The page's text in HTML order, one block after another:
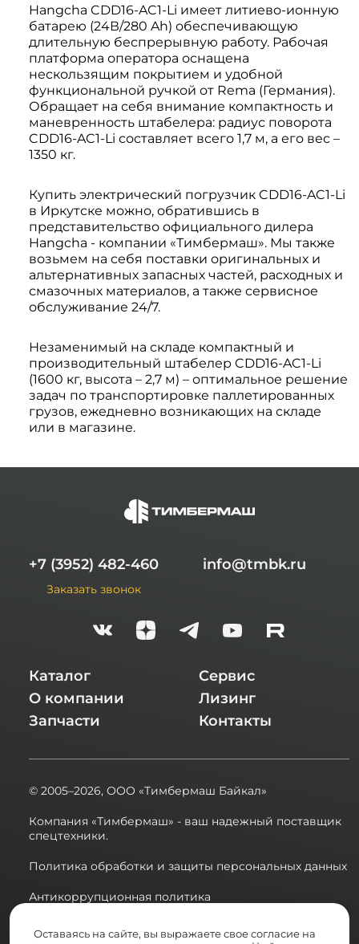
Hangcha CDD16-AC1-Li имеет литиево-ионную
батарею (24В/280 Ah) обеспечивающую
длительную беспрерывную работу. Рабочая
платформа оператора оснащена
нескользящим покрытием и удобной
функциональной ручкой от Rema (Германия).
Обращает на себя внимание компактность и
маневренность штабелера: радиус поворота
CDD16-AC1-Li составляет всего 1,7 м, а его вес –
1350 кг.
Купить электрический погрузчик CDD16-AC1-Li
в Иркутске можно, обратившись в
представительство официального дилера
Hangcha - компании «Тимбермаш». Мы также
возьмем на себя поставки оригинальных и
альтернативных запасных частей, расходных и
смазочных материалов, а также сервисное
обслуживание 24/7.
Незаменимый на складе компактный и
производительный штабелер CDD16-AC1-Li
(1600 кг, высота – 2,7 м) – оптимальное решение
задач по транспортировке паллетированных
грузов, ежедневно возникающих на складе
или в магазине.
+7 (3952) 482-460
Заказать звонок
info@tmbk.ru
Каталог
О компании
Запчасти
Сервис
Лизинг
Контакты
© 2005–2026, ООО «Тимбермаш Байкал»
Компания «Тимбермаш» - ваш надежный поставщик
спецтехники.
Политика обработки и защиты персональных данных
Антикоррупционная политика
Сводная ведомость результатов проведения СОУТ в
Оставаясь на сайте, вы выражаете свое согласие на